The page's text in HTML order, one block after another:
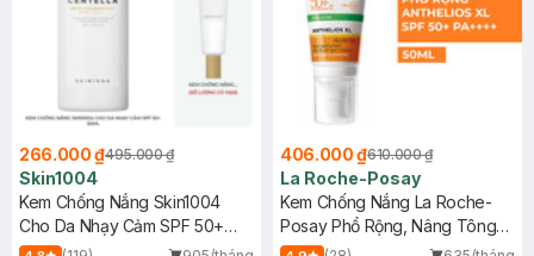
266.000 ₫495.000 ₫
Skin1004
Kem Chống Nắng Skin1004
Cho Da Nhạy Cảm SPF 50+
50ml
406.000 ₫610.000 ₫
La Roche-Posay
Kem Chống Nắng La Roche-
Posay Phổ Rộng, Nâng Tông
Kiềm Dầu 50ml